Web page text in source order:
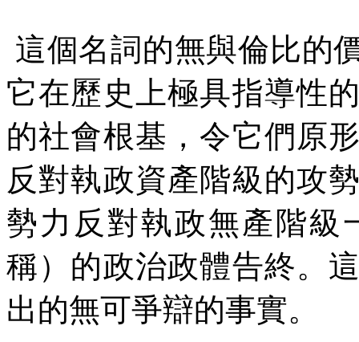
這個名詞的無與倫比的
它在歷史上極具指導性
的社會根基，令它們原
反對執政資產階級的攻
勢力反對執政無產階級
稱）的政治政體告終。
出的無可爭辯的事實。